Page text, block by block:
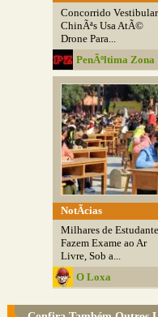
Concorrido Vestibular
ChinÃªs Usa AtÃ©
Drone Para...
PenÃºltima Zona
NotÃ­cias
Milhares de
Fazem Exame ao Ar
Livre, Sob a...
O Loxa